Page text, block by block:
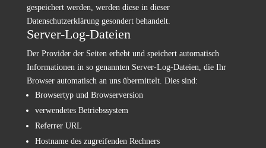
gespeichert werden, werden diese in dieser
Datenschutzerklärung gesondert behandelt.
Server-Log-Dateien
Der Provider der Seiten erhebt und speichert automatisch
Informationen in so genannten Server-Log-Dateien, die Ihr
Browser automatisch an uns übermittelt. Dies sind:
Browsertyp und Browserversion
verwendetes Betriebssystem
Referrer URL
Hostname des zugreifenden Rechners